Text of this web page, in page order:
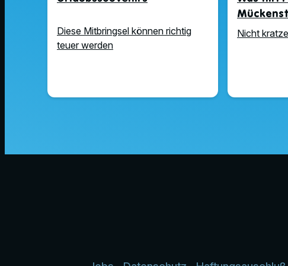
Diese Mitbringsel können richtig
teuer werden
Nicht